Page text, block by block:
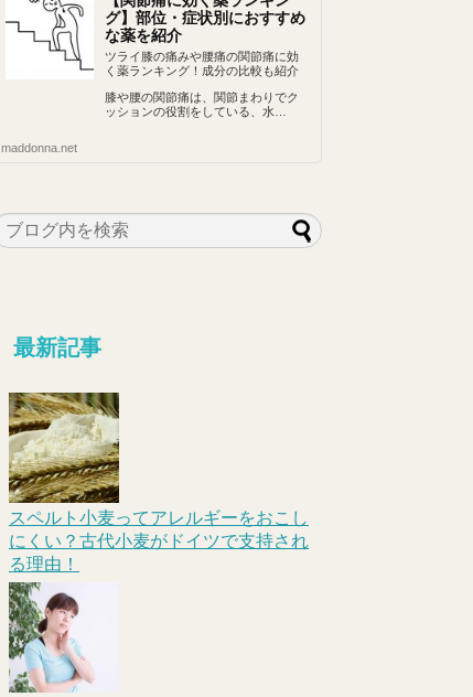
グ】部位・症状別におすすめ
な薬を紹介
ツライ膝の痛みや腰痛の関節痛に効
く薬ランキング！成分の比較も紹介
膝や腰の関節痛は、関節まわりでク
ッションの役割をしている、水…
maddonna.net
最新記事
スペルト小麦ってアレルギーをおこし
にくい？古代小麦がドイツで支持され
る理由！